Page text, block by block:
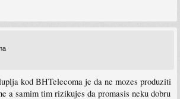
kod BHTelecoma je da ne mozes produziti
a samim tim rizikujes da promasis neku dobru